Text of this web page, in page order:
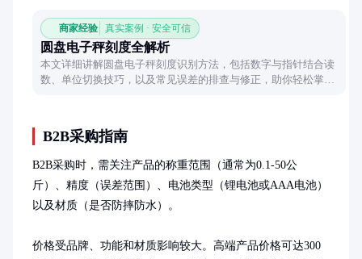
商家经验 真实案例 · 安全可信
圆盘电子秤刻度全解析
本文详细讲解圆盘电子秤刻度识别方法，包括数字与指针结合读
数、单位切换技巧，以及常见误差的排查与修正，助你轻松掌握
B2B采购指南
B2B采购时，需关注产品的称重范围（通常为0.1-50公
斤）、精度（误差范围）、电池类型（锂电池或AAA电池）
以及材质（是否防摔防水）。
价格受品牌、功能和材质影响较大。高端产品价格可达300